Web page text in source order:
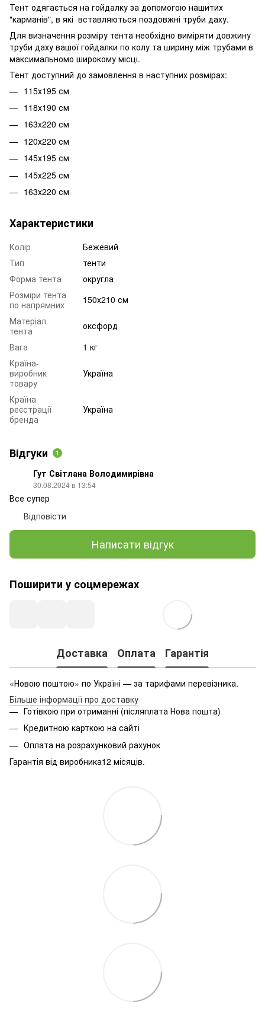
Тент одягається на гойдалку за допомогою нашитих
"карманів", в які вставляються поздовжні труби даху.
Для визначення розміру тента необхідно виміряти довжину
труби даху вашої гойдалки по колу та ширину між трубами в
максимальномо широкому місці.
Тент доступний до замовлення в наступних розмірах:
115х195 см
118х190 см
163x220 см
120х220 см
145х195 см
145х225 см
163х220 см
Характеристики
Колір
Бежевий
Тип
тенти
Форма тента
округла
Розміри тента
по напрямних
150х210 см
Матеріал
тента
оксфорд
Вага
1 кг
Країна-
виробник
товару
Україна
Країна
реєстрації
бренда
Україна
Відгуки 1
Гут Світлана Володимирівна
30.08.2024 в 13:54
Все супер
Відповісти
Написати відгук
Поширити у соцмережах
Доставка Оплата Гарантія
«Новою поштою» по Україні — за тарифами перевізника.
Більше інформації про доставку
Готівкою при отриманні (післяплата Нова пошта)
Кредитною карткою на сайті
Оплата на розрахунковий рахунок
Гарантія від виробника12 місяців.